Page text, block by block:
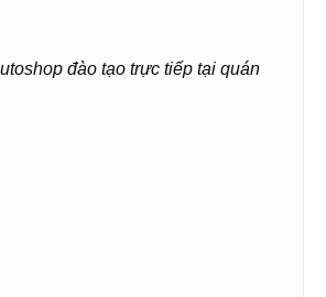
đào tạo trực tiếp tại quán